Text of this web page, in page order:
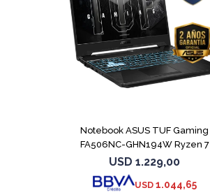
Notebook ASUS TUF Gaming
FA506NC-GHN194W Ryzen 7
7445HS 3050
USD 1.229,00
USD 1.044,65